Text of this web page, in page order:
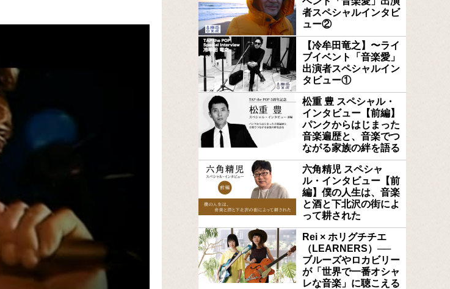
者スペシャルインタビ
ュー②
【冷牟田竜之】〜ライ
ブイベント「音楽愛」
出演者スペシャルイン
タビュー①
松重 豊 スペシャル・
インタビュー【前編】
パンクからはじまった
音楽遍歴と、音楽でつ
ながる家族の絆を語る
六角精児 スペシャ
ル・インタビュー【前
編】僕の人生は、音楽
と酒と下北沢の街によ
って耕された
Rei × ホリグチチエ
（LEARNERS）──
ブルーズやロカビリー
が「世界で一番オシャ
レな音楽」に聴こえる